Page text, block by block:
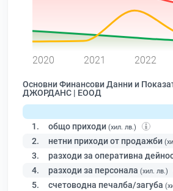
2020 2021 2022
Основни Финансови Данни и
ДЖОРДАНС | ЕООД
1. общо приходи (хил. лв.)
2. нетни приходи от продажби
3. разходи за оперативна
4. разходи за персонала (хил. лв.)
5. счетоводна печалба/загуба